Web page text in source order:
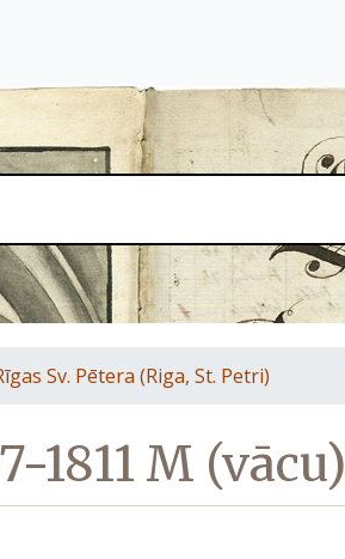
Sv. Pētera (Riga, St. Petri)
1811 M (vācu)